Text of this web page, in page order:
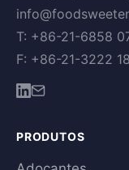
T: +86-21-6858
F: +86-21-3222
PRODUTOS